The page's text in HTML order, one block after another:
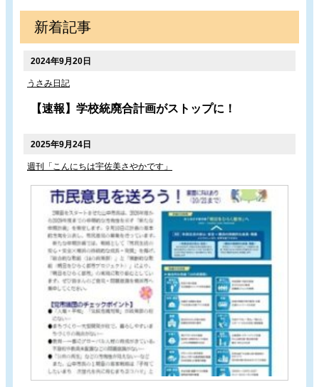
新着記事
2024年9月20日
うさみ日記
【速報】学校統廃合計画がストップに！
2025年9月24日
週刊「こんにちは宇佐美さやかです」